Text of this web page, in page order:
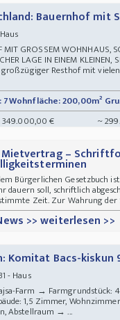
Bauernhof mit
MIT GROSSEM WOHNHAUS,
LAGE IN EINEM
Resthof mit
7Wohnfläche: 200,00m²
349.000,00 € ~
Mietvertrag –
Bürgerlichen Gesetzbuch
dauern soll, schriftlich
Zeit. Zur Wahrung
>> weiterlesen >>
Komitat Bacs-kiskun
- Haus
Farm → Farmgrundstück:
1,5 Zimmer,
Abstellraum → ...